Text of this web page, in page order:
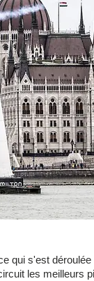
qui s'est
les meilleurs